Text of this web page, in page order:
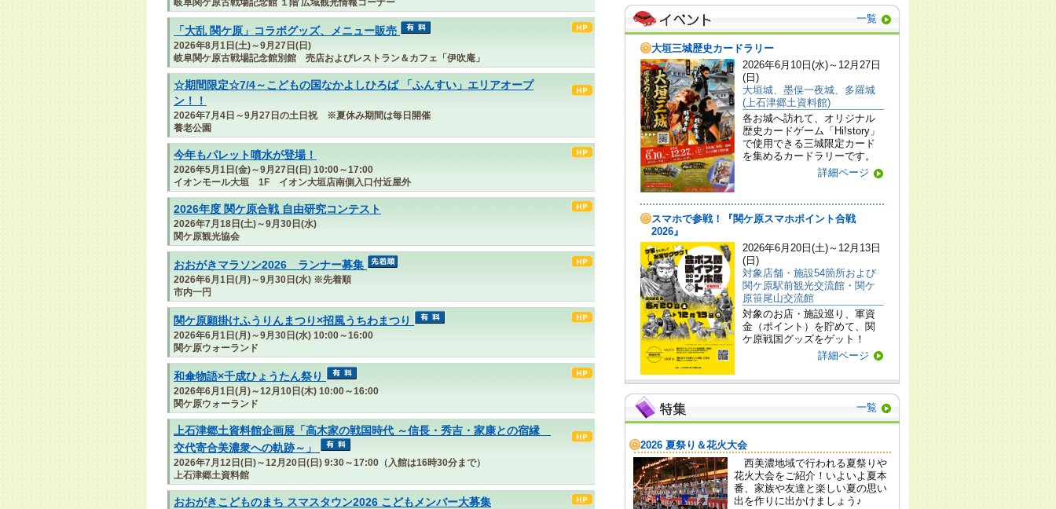
「大乱 関ケ原」コラボグッズ、メニュー販売
2026年8月1日(土)～9月27日(日)
岐阜関ケ原古戦場記念館別館 売店およびレストラン＆カフェ「伊吹庵」
☆期間限定☆7/4～こどもの国なかよしひろば 「ふんすい」エリアオープ
ン！！
2026年7月4日～9月27日の土日祝 ※夏休み期間は毎日開催
養老公園
今年もパレット噴水が登場！
2026年5月1日(金)～9月27日(日) 10:00～17:00
イオンモール大垣 1F イオン大垣店南側入口付近屋外
2026年度 関ケ原合戦 自由研究コンテスト
2026年7月18日(土)～9月30日(水)
関ケ原観光協会
おおがきマラソン2026 ランナー募集
2026年6月1日(月)～9月30日(水) ※先着順
市内一円
関ケ原願掛けふうりんまつり×招風うちわまつり
2026年6月1日(月)～9月30日(水) 10:00～16:00
関ケ原ウォーランド
和傘物語×千成ひょうたん祭り
2026年6月1日(月)～12月10日(木) 10:00～16:00
関ケ原ウォーランド
上石津郷土資料館企画展「高木家の戦国時代 ～信長・秀吉・家康との宿縁
交代寄合美濃衆への軌跡～」
2026年7月12日(日)～12月20日(日) 9:30～17:00（入館は16時30分まで）
上石津郷土資料館
おおがきこどものまち スマスタウン2026 こどもメンバー大募集